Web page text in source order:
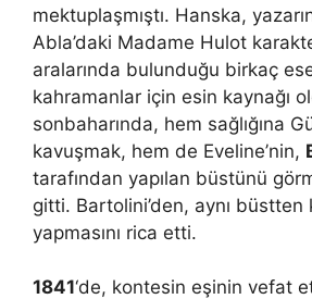
mektuplaşmıştı. Hanska,
Abla’daki Madame Hulot
aralarında bulunduğu birkaç
kahramanlar için esin kaynağı
sonbaharında, hem sağlığına
kavuşmak, hem de Eveline’nin,
tarafından yapılan büstünü
gitti. Bartolini’den, aynı
yapmasını rica etti.
1841‘de, kontesin eşinin vefat